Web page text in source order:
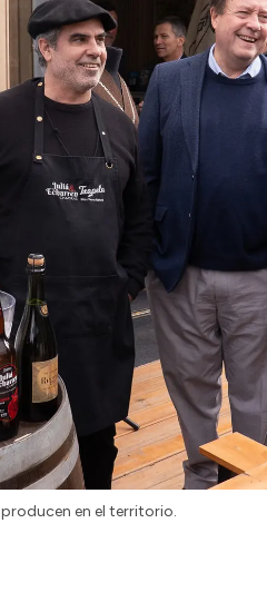
producen en el territorio.